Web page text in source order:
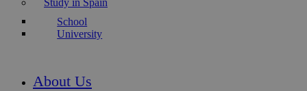
School
University
About Us